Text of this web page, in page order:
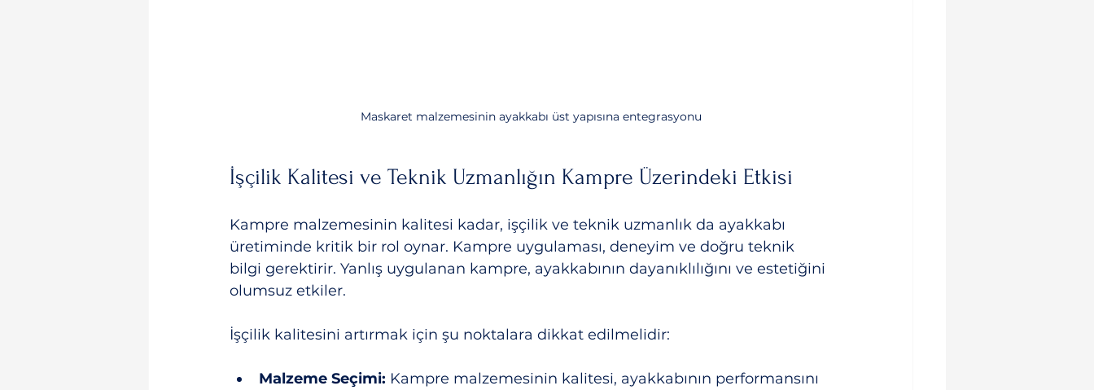
Maskaret malzemesinin ayakkabı üst yapısına entegrasyonu
İşçilik Kalitesi ve Teknik Uzmanlığın Kampre Üzerindeki Etkisi
Kampre malzemesinin kalitesi kadar, işçilik ve teknik uzmanlık da ayakkabı
üretiminde kritik bir rol oynar. Kampre uygulaması, deneyim ve doğru teknik
bilgi gerektirir. Yanlış uygulanan kampre, ayakkabının dayanıklılığını ve estetiğini
olumsuz etkiler.
İşçilik kalitesini artırmak için şu noktalara dikkat edilmelidir:
Malzeme Seçimi: Kampre malzemesinin kalitesi, ayakkabının performansını